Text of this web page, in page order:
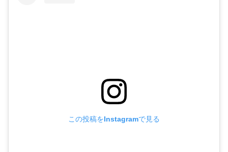
この投稿をInstagramで見る